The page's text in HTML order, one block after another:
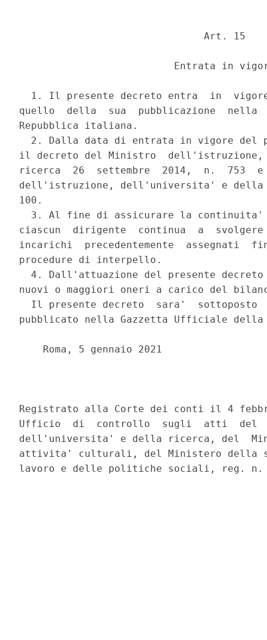
                               Art. 15
Entrata in
1. Il presente decreto entra  in
quello  della  sua  pubblicazione
Repubblica italiana.
2. Dalla data di entrata in vigore del
il decreto del Ministro
ricerca  26  settembre  2014,  n.  753
dell'istruzione, dell'universita' e della
100.
3. Al fine di assicurare la
ciascun  dirigente  continua  a
incarichi  precedentemente  assegnati
procedure di interpello.
4. Dall'attuazione del presente
nuovi o maggiori oneri a carico del
Il presente decreto  sara'  sottoposto
pubblicato nella Gazzetta Ufficiale
    Roma, 5 gennaio 2021
Registrato alla Corte dei conti il 4
Ufficio  di  controllo  sugli  atti  del
dell'universita' e della ricerca, del
attivita' culturali, del Ministero della